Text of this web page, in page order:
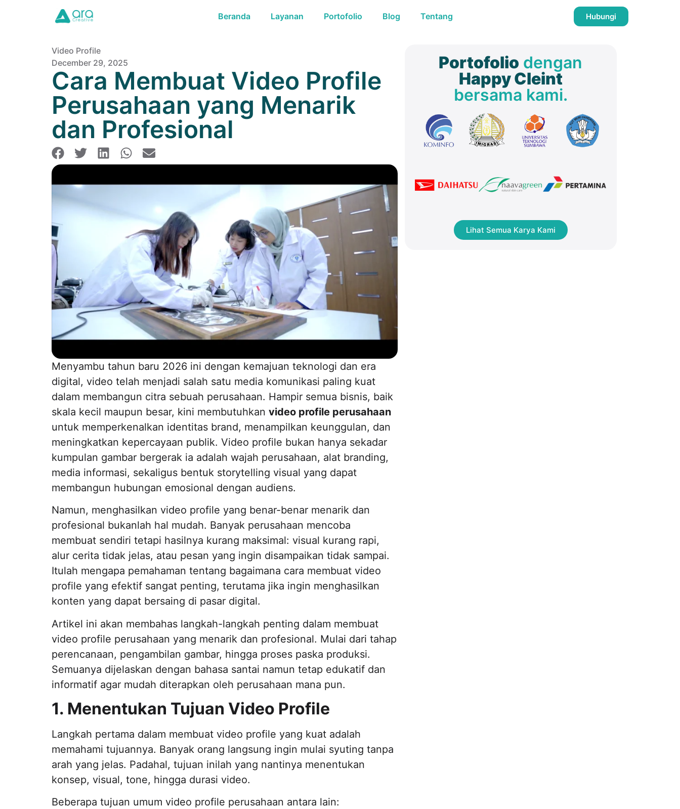
Hubungi
Beranda Layanan Portofolio Blog Tentang
Video Profile
December 29, 2025
Cara Membuat Video Profile
Perusahaan yang Menarik
dan Profesional
Menyambu tahun baru 2026 ini dengan kemajuan teknologi dan era
digital, video telah menjadi salah satu media komunikasi paling kuat
dalam membangun citra sebuah perusahaan. Hampir semua bisnis, baik
skala kecil maupun besar, kini membutuhkan video profile perusahaan
untuk memperkenalkan identitas brand, menampilkan keunggulan, dan
meningkatkan kepercayaan publik. Video profile bukan hanya sekadar
kumpulan gambar bergerak ia adalah wajah perusahaan, alat branding,
media informasi, sekaligus bentuk storytelling visual yang dapat
membangun hubungan emosional dengan audiens.
Namun, menghasilkan video profile yang benar-benar menarik dan
profesional bukanlah hal mudah. Banyak perusahaan mencoba
membuat sendiri tetapi hasilnya kurang maksimal: visual kurang rapi,
alur cerita tidak jelas, atau pesan yang ingin disampaikan tidak sampai.
Itulah mengapa pemahaman tentang bagaimana cara membuat video
profile yang efektif sangat penting, terutama jika ingin menghasilkan
konten yang dapat bersaing di pasar digital.
Artikel ini akan membahas langkah-langkah penting dalam membuat
video profile perusahaan yang menarik dan profesional. Mulai dari tahap
perencanaan, pengambilan gambar, hingga proses paska produksi.
Semuanya dijelaskan dengan bahasa santai namun tetap edukatif dan
informatif agar mudah diterapkan oleh perusahaan mana pun.
1. Menentukan Tujuan Video Profile
Langkah pertama dalam membuat video profile yang kuat adalah
memahami tujuannya. Banyak orang langsung ingin mulai syuting tanpa
arah yang jelas. Padahal, tujuan inilah yang nantinya menentukan
konsep, visual, tone, hingga durasi video.
Beberapa tujuan umum video profile perusahaan antara lain:
Portofolio dengan
Happy Cleint
bersama kami.
Lihat Semua Karya Kami